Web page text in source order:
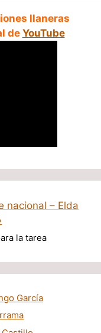
llaneras
de YouTube
nacional – Elda
la tarea
García